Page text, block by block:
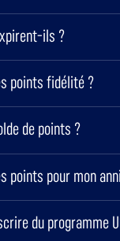
ils ?
points fidélité ?
de points ?
points pour mon
du programme